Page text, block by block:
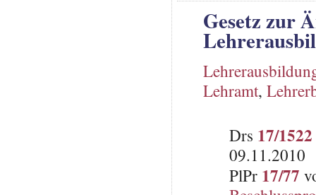
Gesetz zur
Lehramt,
Drs 17/1522
09.11.2010
PlPr 17/77